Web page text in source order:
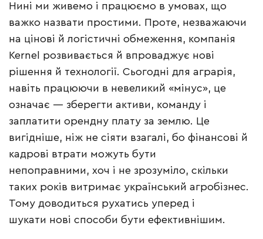
Нині ми живемо і працюємо в умовах, що
важко назвати простими. Проте, незважаючи
на цінові й логістичні обмеження, компанія
Kernel розвивається й впроваджує нові
рішення й технології. Сьогодні для аграрія,
навіть працюючи в невеликий «мінус», це
означає — зберегти активи, команду і
заплатити орендну плату за землю. Це
вигідніше, ніж не сіяти взагалі, бо фінансові й
кадрові втрати можуть бути
непоправними, хоч і не зрозуміло, скільки
таких років витримає український агробізнес.
Тому доводиться рухатись уперед і
шукати нові способи бути ефективнішим.